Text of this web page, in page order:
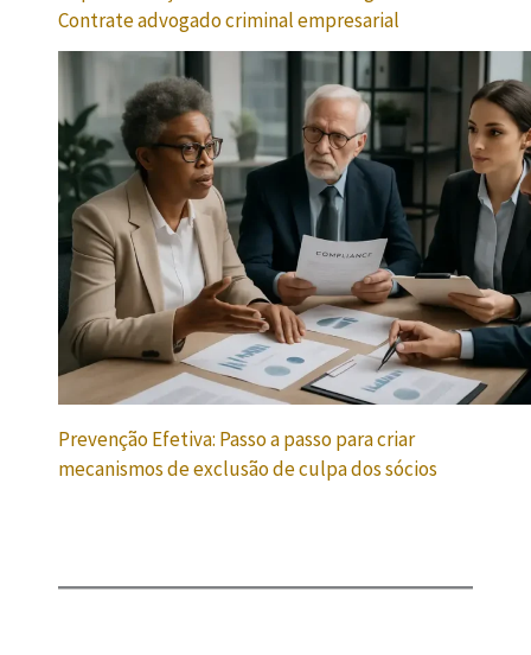
Contrate advogado criminal empresarial
Prevenção Efetiva: Passo a passo para criar
mecanismos de exclusão de culpa dos sócios